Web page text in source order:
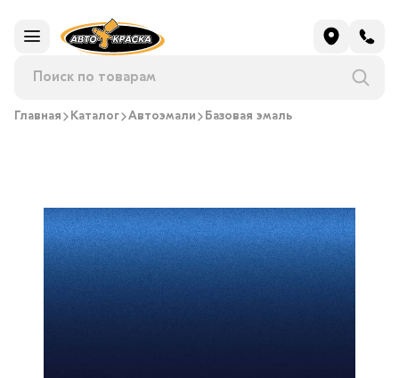
Главная Каталог Автоэмали Базовая эмаль